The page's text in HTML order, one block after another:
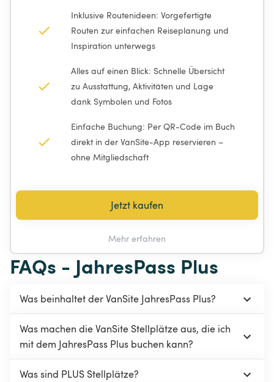
Inklusive Routenideen: Vorgefertigte
Routen zur einfachen Reiseplanung und
Inspiration unterwegs
Alles auf einen Blick: Schnelle Übersicht
zu Ausstattung, Aktivitäten und Lage
dank Symbolen und Fotos
Einfache Buchung: Per QR-Code im Buch
direkt in der VanSite-App reservieren –
ohne Mitgliedschaft
Jetzt kaufen
Mehr erfahren
FAQs - JahresPass Plus
Was machen die VanSite Stellplätze aus, die ich
mit dem JahresPass Plus buchen kann?
Was sind PLUS Stellplätze?